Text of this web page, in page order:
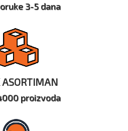
3-5 dana
ASORTIMAN
proizvoda